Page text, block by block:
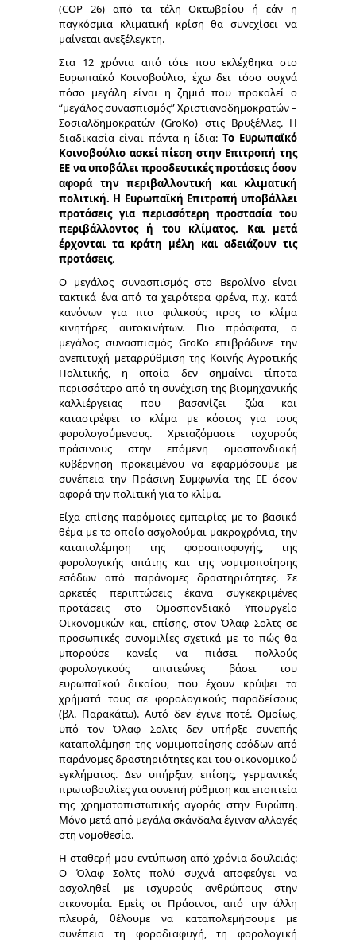
(COP 26) από τα τέλη Οκτωβρίου ή εάν η
παγκόσμια κλιματική κρίση θα συνεχίσει να
μαίνεται ανεξέλεγκτη.
Στα 12 χρόνια από τότε που εκλέχθηκα στο
Ευρωπαϊκό Κοινοβούλιο, έχω δει τόσο συχνά
πόσο μεγάλη είναι η ζημιά που προκαλεί ο
“μεγάλος συνασπισμός” Χριστιανοδημοκρατών –
Σοσιαλδημοκρατών (GroKo) στις Βρυξέλλες. Η
διαδικασία είναι πάντα η ίδια: Το Ευρωπαϊκό
Κοινοβούλιο ασκεί πίεση στην Επιτροπή της
ΕΕ να υποβάλει προοδευτικές προτάσεις όσον
αφορά την περιβαλλοντική και κλιματική
πολιτική. Η Ευρωπαϊκή Επιτροπή υποβάλλει
προτάσεις για περισσότερη προστασία του
περιβάλλοντος ή του κλίματος. Και μετά
έρχονται τα κράτη μέλη και αδειάζουν τις
προτάσεις.
Ο μεγάλος συνασπισμός στο Βερολίνο είναι
τακτικά ένα από τα χειρότερα φρένα, π.χ. κατά
κανόνων για πιο φιλικούς προς το κλίμα
κινητήρες αυτοκινήτων. Πιο πρόσφατα, o
μεγάλος συνασπισμός GroKo επιβράδυνε την
ανεπιτυχή μεταρρύθμιση της Κοινής Αγροτικής
Πολιτικής, η οποία δεν σημαίνει τίποτα
περισσότερο από τη συνέχιση της βιομηχανικής
καλλιέργειας που βασανίζει ζώα και
καταστρέφει το κλίμα με κόστος για τους
φορολογούμενους. Χρειαζόμαστε ισχυρούς
πράσινους στην επόμενη ομοσπονδιακή
κυβέρνηση προκειμένου να εφαρμόσουμε με
συνέπεια την Πράσινη Συμφωνία της ΕΕ όσον
αφορά την πολιτική για το κλίμα.
Είχα επίσης παρόμοιες εμπειρίες με το βασικό
θέμα με το οποίο ασχολούμαι μακροχρόνια, την
καταπολέμηση της φοροαποφυγής, της
φορολογικής απάτης και της νομιμοποίησης
εσόδων από παράνομες δραστηριότητες. Σε
αρκετές περιπτώσεις έκανα συγκεκριμένες
προτάσεις στο Ομοσπονδιακό Υπουργείο
Οικονομικών και, επίσης, στον Όλαφ Σολτς σε
προσωπικές συνομιλίες σχετικά με το πώς θα
μπορούσε κανείς να πιάσει πολλούς
φορολογικούς απατεώνες βάσει του
ευρωπαϊκού δικαίου, που έχουν κρύψει τα
χρήματά τους σε φορολογικούς παραδείσους
(βλ. Παρακάτω). Αυτό δεν έγινε ποτέ. Ομοίως,
υπό τον Όλαφ Σολτς δεν υπήρξε συνεπής
καταπολέμηση της νομιμοποίησης εσόδων από
παράνομες δραστηριότητες και του οικονομικού
εγκλήματος. Δεν υπήρξαν, επίσης, γερμανικές
πρωτοβουλίες για συνεπή ρύθμιση και εποπτεία
της χρηματοπιστωτικής αγοράς στην Ευρώπη.
Μόνο μετά από μεγάλα σκάνδαλα έγιναν αλλαγές
στη νομοθεσία.
Η σταθερή μου εντύπωση από χρόνια δουλειάς:
Ο Όλαφ Σολτς πολύ συχνά αποφεύγει να
ασχοληθεί με ισχυρούς ανθρώπους στην
οικονομία. Εμείς οι Πράσινοι, από την άλλη
πλευρά, θέλουμε να καταπολεμήσουμε με
συνέπεια τη φοροδιαφυγή, τη φορολογική